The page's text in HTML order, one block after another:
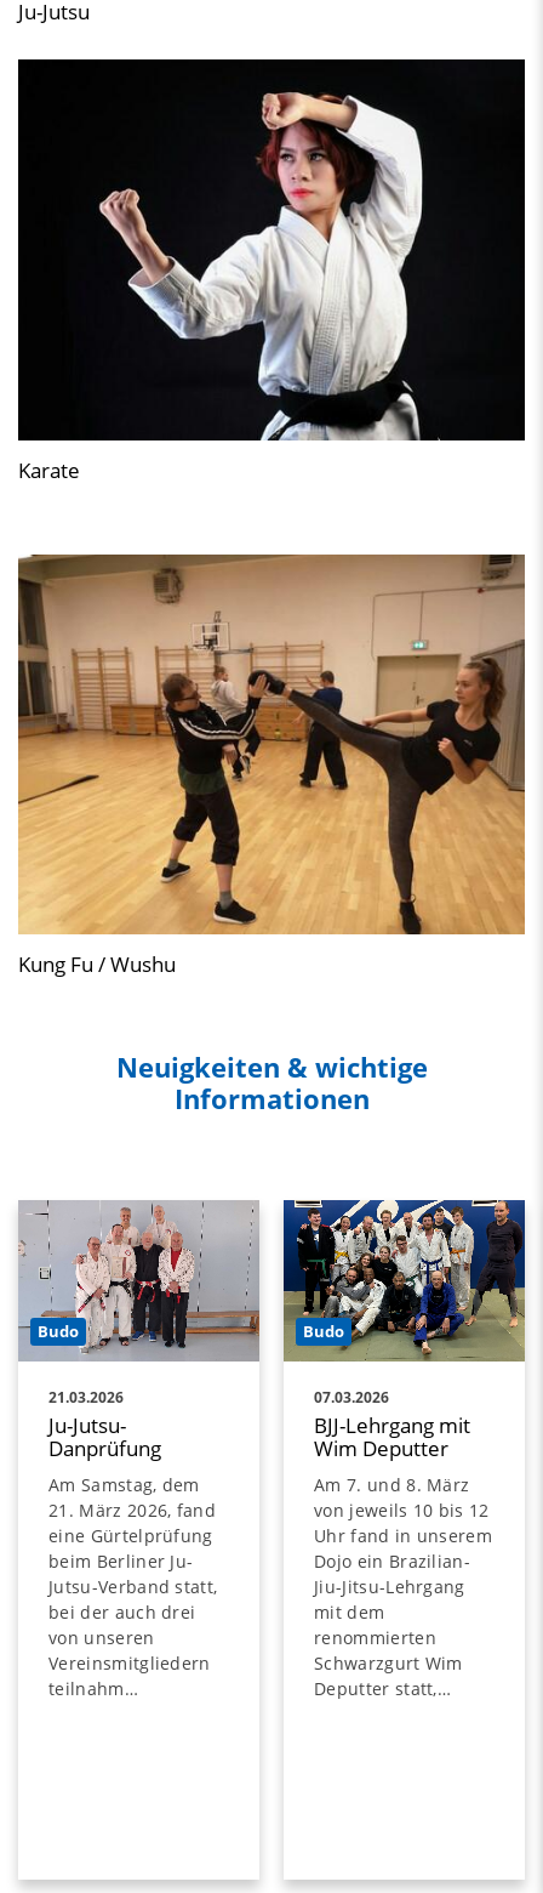
Ju-Jutsu
Karate
Kung Fu / Wushu
Neuigkeiten & wichtige
Informationen
Budo
21.03.2026
Ju-Jutsu-
Danprüfung
Am Samstag, dem
21. März 2026, fand
eine Gürtelprüfung
beim Berliner Ju-
Jutsu-Verband statt,
bei der auch drei
von unseren
Vereinsmitgliedern
teilnahm…
Budo
07.03.2026
BJJ-Lehrgang mit
Wim Deputter
Am 7. und 8. März
von jeweils 10 bis 12
Uhr fand in unserem
Dojo ein Brazilian-
Jiu-Jitsu-Lehrgang
mit dem
renommierten
Schwarzgurt Wim
Deputter statt,…